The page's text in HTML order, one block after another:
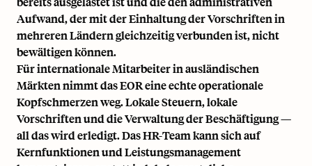
Aufwand, der mit der Einhaltung der Vorschriften in
mehreren Ländern gleichzeitig verbunden ist, nicht
bewältigen können.
Für internationale Mitarbeiter in ausländischen
Märkten nimmt das EOR eine echte operationale
Kopfschmerzen weg. Lokale Steuern, lokale
Vorschriften und die Verwaltung der Beschäftigung —
all das wird erledigt. Das HR-Team kann sich auf
Kernfunktionen und Leistungsmanagement